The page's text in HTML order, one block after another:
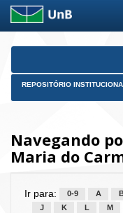
Skip
REPOSITÓRIO
Navegando
Maria do
Ir para: 0-9 A
J
K L M